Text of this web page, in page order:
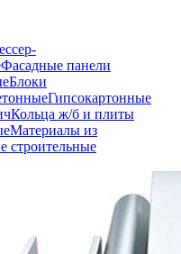
Фасадные панели
Блоки
Гипсокартонные
Кольца ж/б и плиты
Материалы из
строительные